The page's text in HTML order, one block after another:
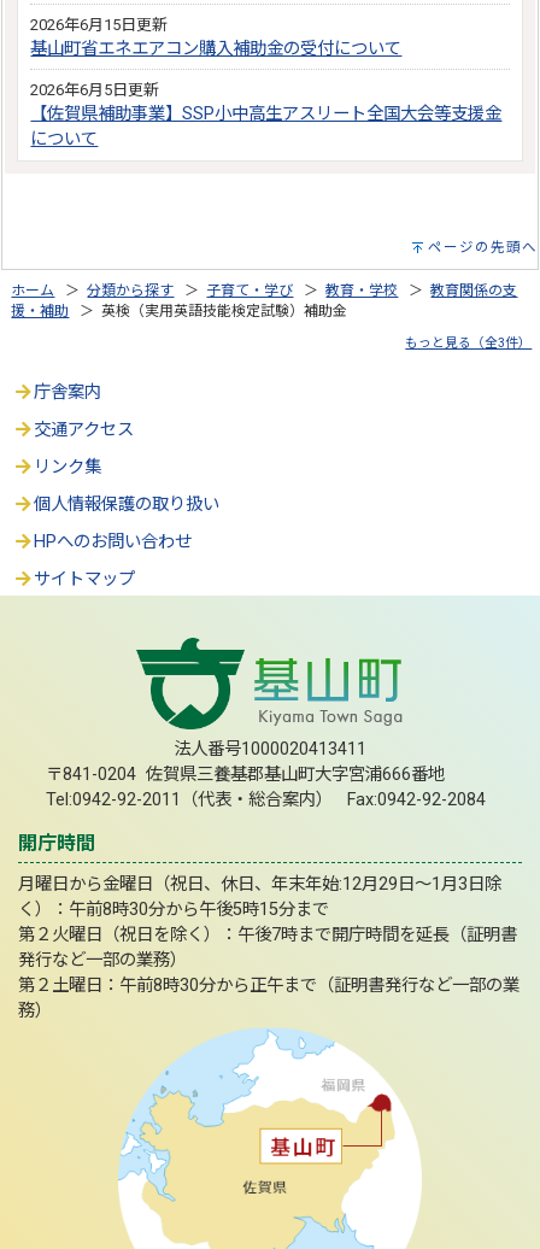
2026年6月15日更新
基山町省エネエアコン購入補助金の受付について
2026年6月5日更新
【佐賀県補助事業】SSP小中高生アスリート全国大会等支援金
について
ページの先頭へ
ホーム ＞分類から探す ＞ 子育て・学び ＞教育・学校 ＞教育関係の支
援・補助
＞ 英検（実用英語技能検定試験）補助金
もっと見る（全3件）
庁舎案内
交通アクセス
リンク集
個人情報保護の取り扱い
HPへのお問い合わせ
サイトマップ
法人番号1000020413411
〒841-0204 佐賀県三養基郡基山町大字宮浦666番地
Tel:0942-92-2011（代表・総合案内） Fax:0942-92-2084
開庁時間
月曜日から金曜日（祝日、休日、年末年始:12月29日～1月3日除
く）：午前8時30分から午後5時15分まで
第２火曜日（祝日を除く）：午後7時まで開庁時間を延長（証明書
発行など一部の業務）
第２土曜日：午前8時30分から正午まで（証明書発行など一部の業
務）